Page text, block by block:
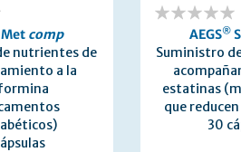
comp
nutrientes de
a la
AEGS®
Suministro
estatinas
que
30